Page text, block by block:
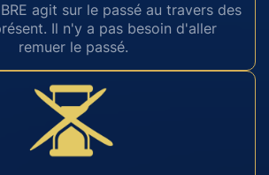
agit sur le passé au travers des
Il n'y a pas besoin d'aller
remuer le passé.